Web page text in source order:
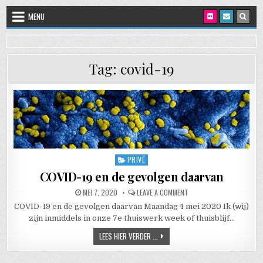
Skip to content
MENU
Tag: covid-19
Posted in
PRIVÉ
COVID-19 en de gevolgen daarvan
PUBLISHED DATE:
MEI 7, 2020 LEAVE A COMMENTON COVID-19 EN DE
COVID-19 en de gevolgen daarvan Maandag 4 mei 2020 Ik (wij)
zijn inmiddels in onze 7e thuiswerk week of thuisblijf…
LEES HIER VERDER ... COVID-19 EN DE GEVOLGEN DAARVAN